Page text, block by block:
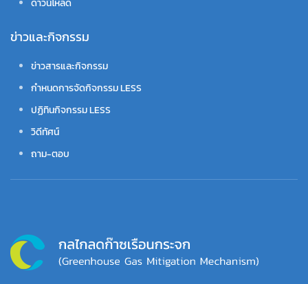
ดาวน์โหลด
ข่าวและกิจกรรม
ข่าวสารและกิจกรรม
กำหนดการจัดกิจกรรม LESS
ปฏิทินกิจกรรม LESS
วิดีทัศน์
ถาม-ตอบ